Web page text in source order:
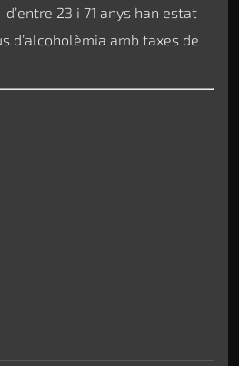
23 i 71 anys han estat
d’alcoholèmia amb taxes de